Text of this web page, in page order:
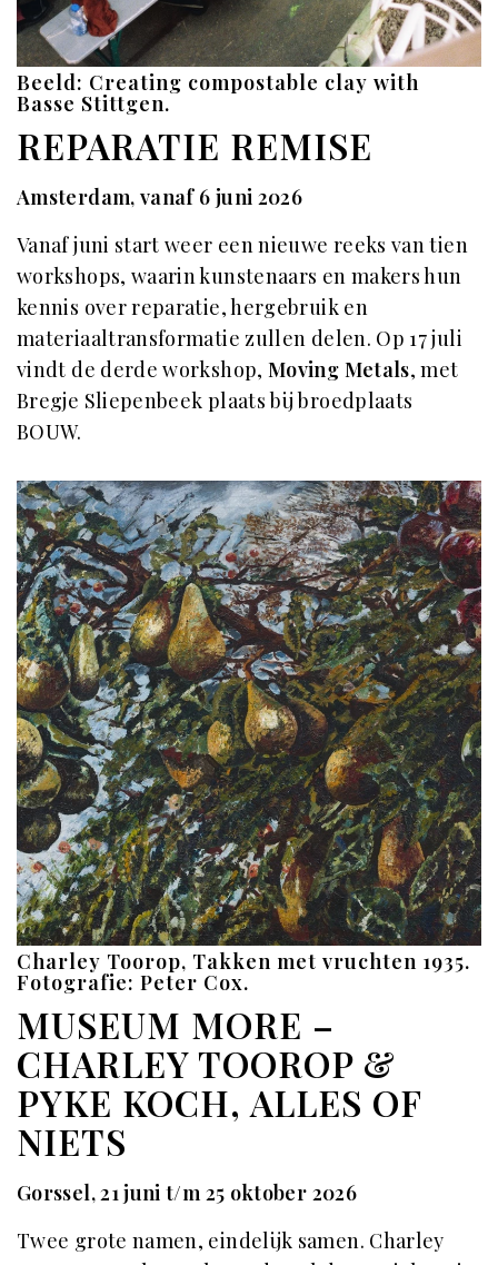
Beeld: Creating compostable clay with
Basse Stittgen.
REPARATIE REMISE
Amsterdam, vanaf 6 juni 2026
Vanaf juni start weer een nieuwe reeks van tien
workshops, waarin kunstenaars en makers hun
kennis over reparatie, hergebruik en
materiaaltransformatie zullen delen. Op 17 juli
vindt de derde workshop, Moving Metals, met
Bregje Sliepenbeek plaats bij broedplaats
BOUW.
Charley Toorop, Takken met vruchten 1935.
Fotografie: Peter Cox.
MUSEUM MORE –
CHARLEY TOOROP &
PYKE KOCH, ALLES OF
NIETS
Gorssel, 21 juni t/m 25 oktober 2026
Twee grote namen, eindelijk samen. Charley